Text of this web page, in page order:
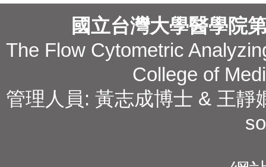
國立台灣大學醫學院
The Flow Cytometric
College of
管理人員: 黃志成博士 & 王靜